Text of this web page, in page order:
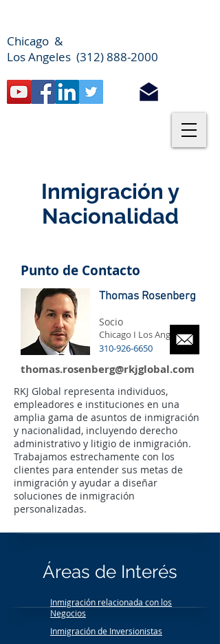
Chicago &
Los Angeles (312) 888-2000
Inmigración y
Nacionalidad
Punto de Contacto
Thomas Rosenberg
Chicago I Los Angeles
Socio
310-926-6650
thomas.rosenberg@rkjglobal.com
RKJ Global representa individuos,
empleadores e instituciones en una
amplia gama de asuntos de inmigración
y nacionalidad, incluyendo derecho
administrativo y litigio de inmigración.
Trabajamos estrechamente con los
clientes para entender sus metas de
inmigración y ayudar a diseñar
soluciones de inmigración
personalizadas.
Áreas de Interés
Inmigración de Inversionistas
Inmigración relacionada con los
Negocios